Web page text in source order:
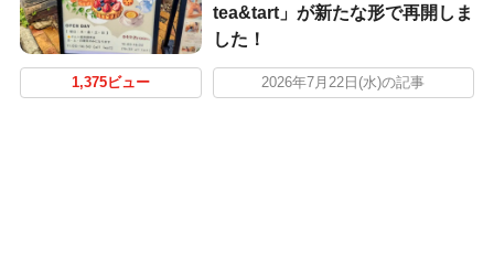
tea&tart」が新たな形で再開しま
した！
1,375ビュー 2026年7月22日(水)の記事